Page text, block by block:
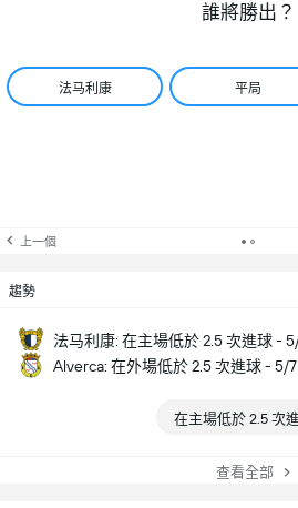
誰將勝出？
法马利康 平局
上一個
趨勢
法马利康: 在主場低於 2.5 次進球 -
Alverca: 在外場低於 2.5 次進球 - 5/
在主場低於 2.5 次
查看全部